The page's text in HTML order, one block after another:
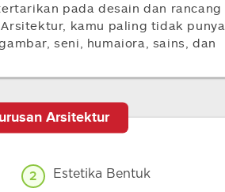
pada desain dan rancang
kamu paling tidak punya
seni, humaiora, sains, dan
Arsitektur
2 Estetika Bentuk